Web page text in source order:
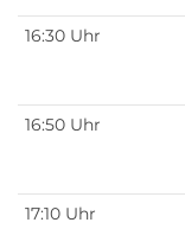
16:30 Uhr
16:50 Uhr
17:10 Uhr